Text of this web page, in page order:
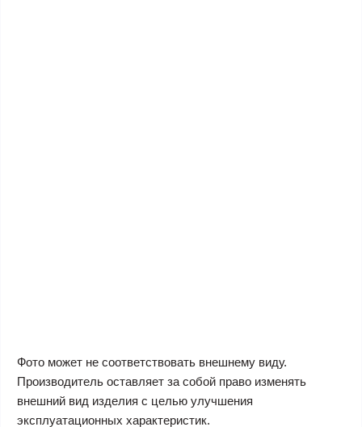
Фото может не соответствовать внешнему виду.
Производитель оставляет за собой право изменять
внешний вид изделия с целью улучшения
эксплуатационных характеристик.